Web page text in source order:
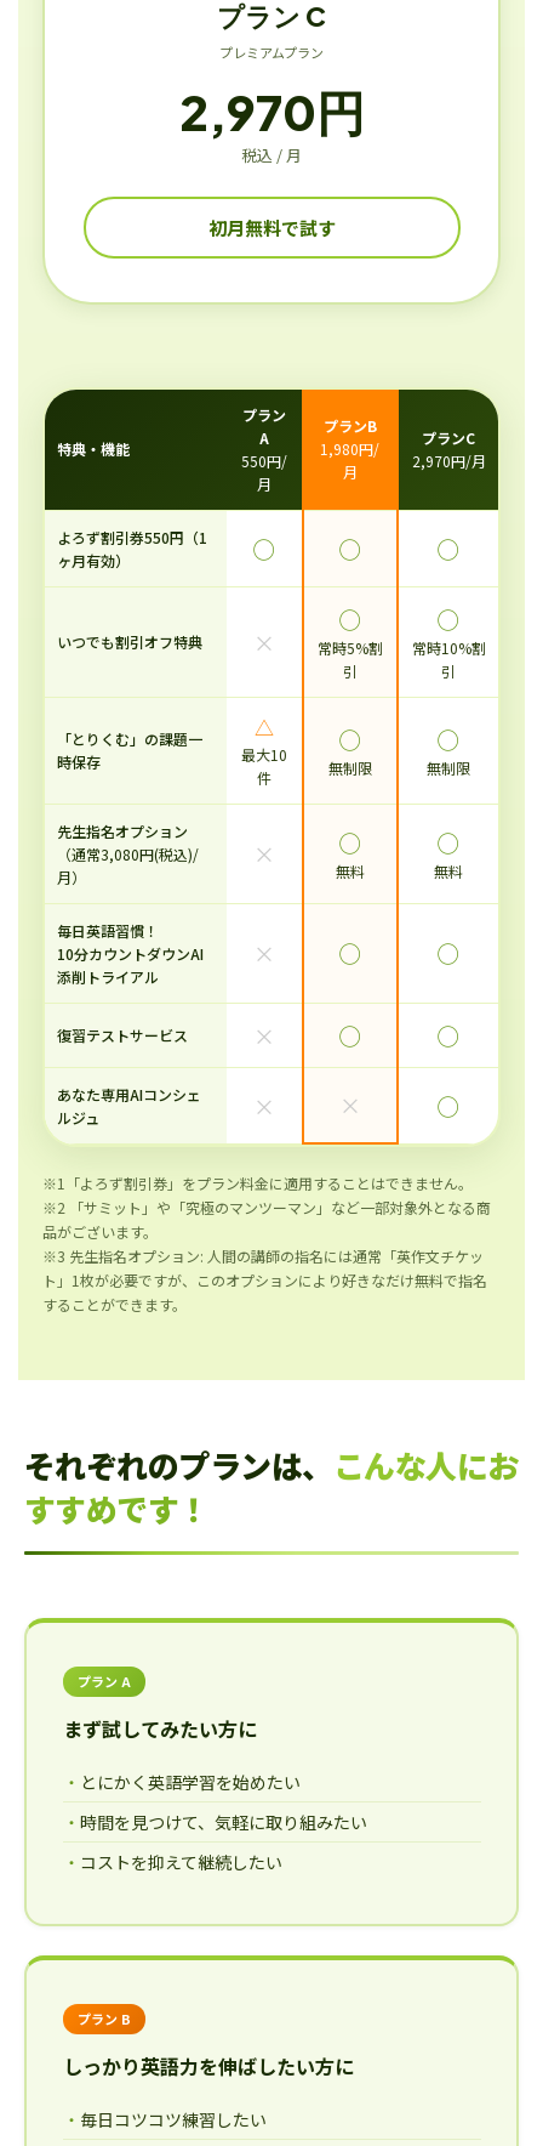
プラン C
プレミアムプラン
2,970円
税込 / 月
初月無料で試す
特典・機能
プラン
A
550円/
月
プランB
1,980円/
月
プランC
2,970円/月
よろず割引券550円（1
ヶ月有効）
◯ ◯ ◯
いつでも割引オフ特典 ×
◯
常時5%割
引
◯
常時10%割
引
「とりくむ」の課題一
時保存
△
最大10
件
◯
無制限
◯
無制限
先生指名オプション
（通常3,080円(税込)/
月）
× ◯
無料
◯
無料
毎日英語習慣！
10分カウントダウンAI
添削トライアル
× ◯ ◯
復習テストサービス × ◯ ◯
あなた専用AIコンシェ
ルジュ
× × ◯
※1「よろず割引券」をプラン料金に適用することはできません。
※2 「サミット」や「究極のマンツーマン」など一部対象外となる商
品がございます。
※3 先生指名オプション: 人間の講師の指名には通常「英作文チケッ
ト」1枚が必要ですが、このオプションにより好きなだけ無料で指名
することができます。
それぞれのプランは、 こんな人にお
すすめです！
プラン A
まず試してみたい方に
とにかく英語学習を始めたい
時間を見つけて、気軽に取り組みたい
コストを抑えて継続したい
プラン B
しっかり英語力を伸ばしたい方に
毎日コツコツ練習したい